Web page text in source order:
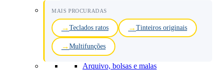
MAIS PROCURADAS
Teclados ratos Tinteiros originais
Multifunções
Arquivo, bolsas e malas